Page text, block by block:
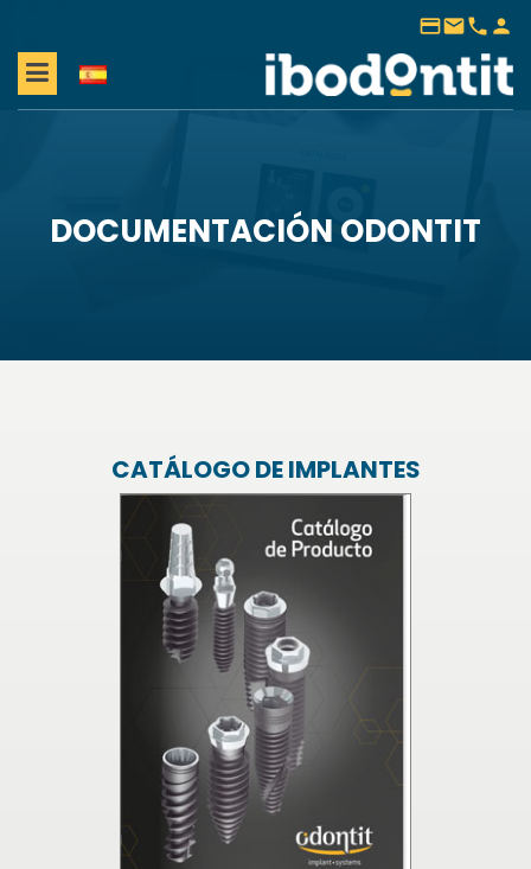
paymentmailphone person
DOCUMENTACIÓN ODONTIT
CATÁLOGO DE IMPLANTES